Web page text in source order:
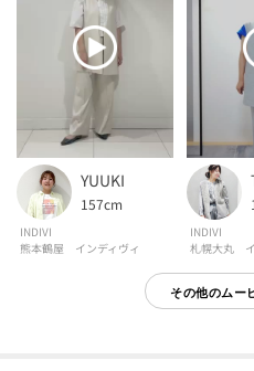
YUUKI
157cm
INDIVI
熊本鶴屋 インディヴィ
INDIVI
札幌大丸
その他のムー